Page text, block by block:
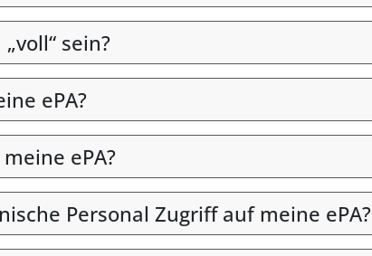
sein?
ePA?
ePA?
Personal Zugriff auf meine ePA?